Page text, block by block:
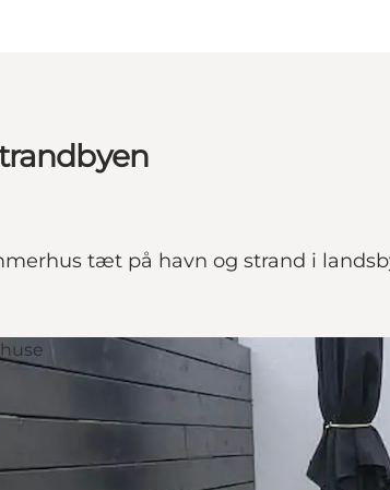
tæt på havn og strand i